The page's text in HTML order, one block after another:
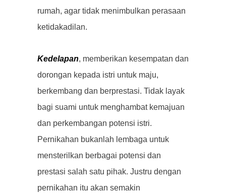
rumah, agar tidak menimbulkan perasaan
ketidakadilan.
Kedelapan, memberikan kesempatan dan
dorongan kepada istri untuk maju,
berkembang dan berprestasi. Tidak layak
bagi suami untuk menghambat kemajuan
dan perkembangan potensi istri.
Pernikahan bukanlah lembaga untuk
mensterilkan berbagai potensi dan
prestasi salah satu pihak. Justru dengan
pernikahan itu akan semakin